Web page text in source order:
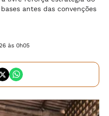
antes das convenções
às 0h05